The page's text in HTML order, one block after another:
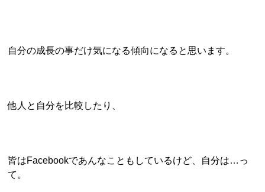
自分の成長の事だけ気になる傾向になると思います。
他人と自分を比較したり、
皆はFacebookであんなこともしているけど、自分は…っ
て。